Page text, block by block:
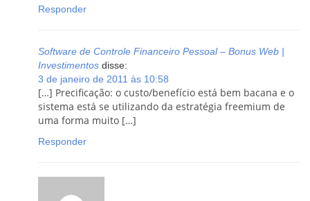
Responder
Software de Controle Financeiro Pessoal – Bonus Web |
Investimentos disse:
3 de janeiro de 2011 às 10:58
[…] Precificação: o custo/benefício está bem bacana e o
sistema está se utilizando da estratégia freemium de
uma forma muito […]
Responder